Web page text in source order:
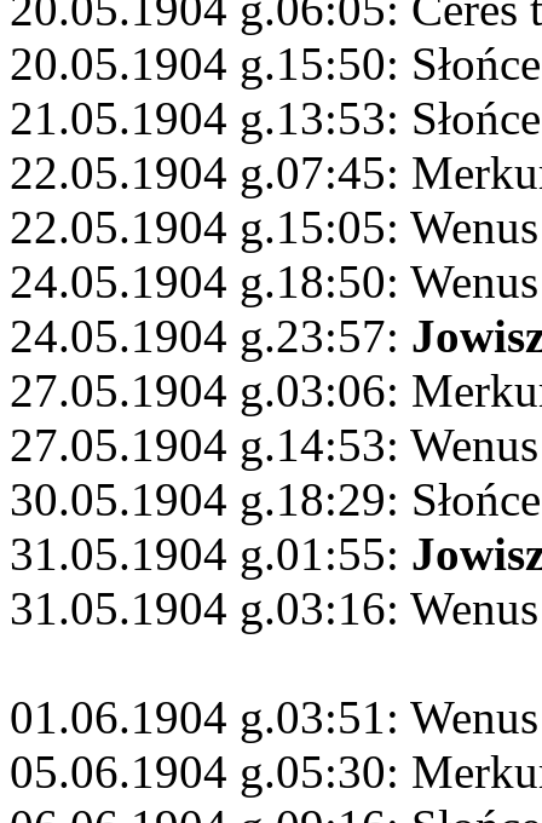
20.05.1904 g.15:50:
21.05.1904 g.13:53:
22.05.1904 g.07:45:
22.05.1904 g.15:05:
24.05.1904 g.18:50:
24.05.1904 g.23:57:
27.05.1904 g.03:06:
27.05.1904 g.14:53:
30.05.1904 g.18:29:
31.05.1904 g.01:55:
31.05.1904 g.03:16:
01.06.1904 g.03:51:
05.06.1904 g.05:30: